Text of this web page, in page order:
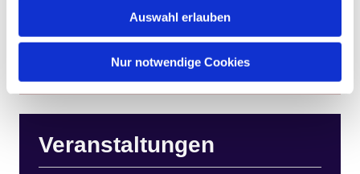
Auswahl erlauben
Nur notwendige Cookies
Veranstaltungen